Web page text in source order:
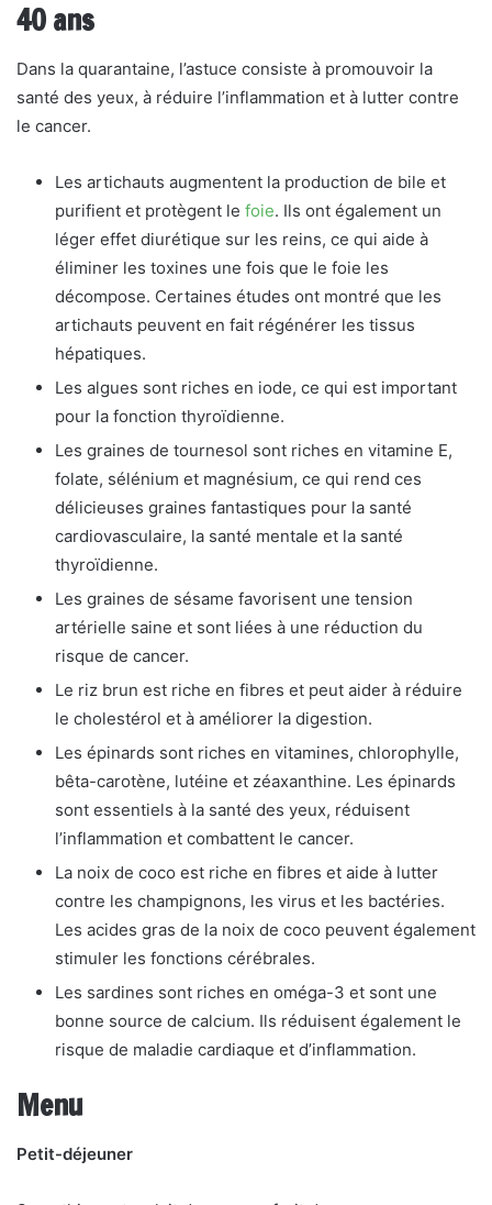
40 ans
Dans la quarantaine, l’astuce consiste à promouvoir la
santé des yeux, à réduire l’inflammation et à lutter contre
le cancer.
Les artichauts augmentent la production de bile et
purifient et protègent le foie. Ils ont également un
léger effet diurétique sur les reins, ce qui aide à
éliminer les toxines une fois que le foie les
décompose. Certaines études ont montré que les
artichauts peuvent en fait régénérer les tissus
hépatiques.
Les algues sont riches en iode, ce qui est important
pour la fonction thyroïdienne.
Les graines de tournesol sont riches en vitamine E,
folate, sélénium et magnésium, ce qui rend ces
délicieuses graines fantastiques pour la santé
cardiovasculaire, la santé mentale et la santé
thyroïdienne.
Les graines de sésame favorisent une tension
artérielle saine et sont liées à une réduction du
risque de cancer.
Le riz brun est riche en fibres et peut aider à réduire
le cholestérol et à améliorer la digestion.
Les épinards sont riches en vitamines, chlorophylle,
bêta-carotène, lutéine et zéaxanthine. Les épinards
sont essentiels à la santé des yeux, réduisent
l’inflammation et combattent le cancer.
La noix de coco est riche en fibres et aide à lutter
contre les champignons, les virus et les bactéries.
Les acides gras de la noix de coco peuvent également
stimuler les fonctions cérébrales.
Les sardines sont riches en oméga-3 et sont une
bonne source de calcium. Ils réduisent également le
risque de maladie cardiaque et d’inflammation.
Menu
Petit-déjeuner